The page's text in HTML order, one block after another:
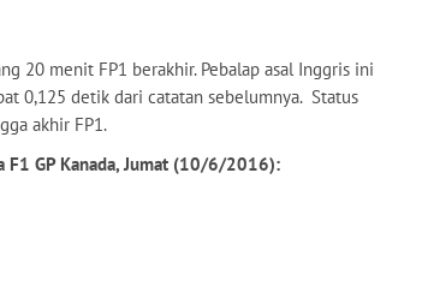
20 menit FP1 berakhir. Pebalap asal Inggris ini
0,125 detik dari catatan sebelumnya. Status
akhir FP1.
F1 GP Kanada, Jumat (10/6/2016):